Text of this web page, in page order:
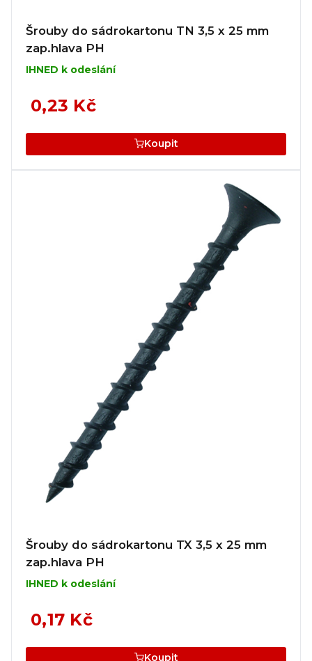
Šrouby do sádrokartonu TN 3,5 x 25 mm
zap.hlava PH
IHNED k odeslání
0,23 Kč
Koupit
Šrouby do sádrokartonu TX 3,5 x 25 mm
zap.hlava PH
IHNED k odeslání
0,17 Kč
Koupit